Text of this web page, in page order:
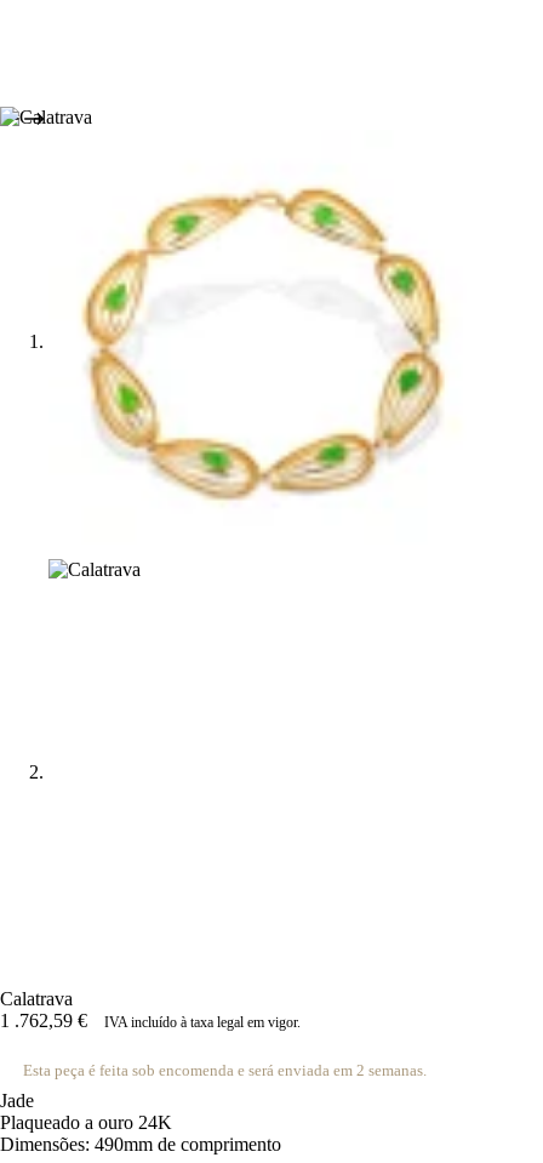
Calatrava
1 .762,59 € IVA incluído à taxa legal em vigor.
Esta peça é feita sob encomenda e será enviada em 2 semanas.
Jade
Plaqueado a ouro 24K
Dimensões: 490mm de comprimento